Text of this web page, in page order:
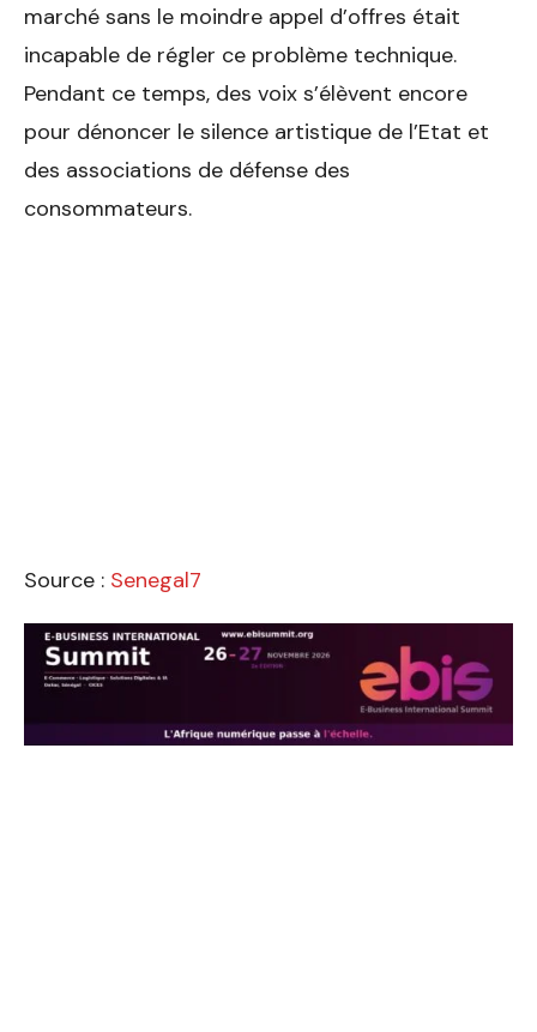
marché sans le moindre appel d’offres était
incapable de régler ce problème technique.
Pendant ce temps, des voix s’élèvent encore
pour dénoncer le silence artistique de l’Etat et
des associations de défense des
consommateurs.
Source : Senegal7